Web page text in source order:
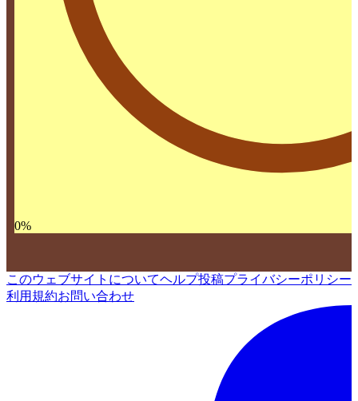
0%
このウェブサイトについてヘルプ投稿プライバシーポリシー
利用規約お問い合わせ